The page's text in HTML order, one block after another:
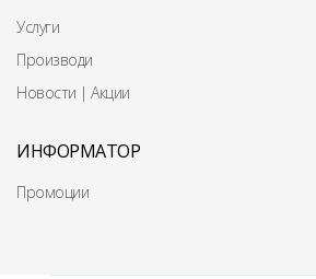
Услуги
Производи
Новости | Акции
ИНФОРМАТОР
Промоции